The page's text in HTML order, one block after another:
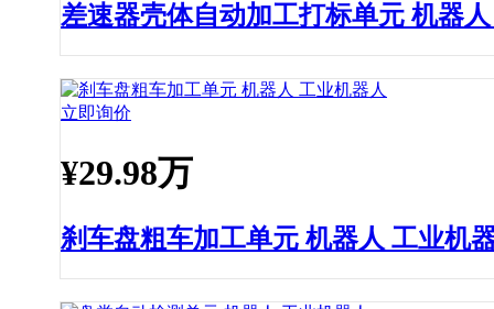
差速器壳体自动加工打标单元 机器
立即询价
¥29.98万
刹车盘粗车加工单元 机器人 工业机